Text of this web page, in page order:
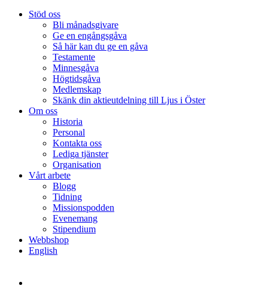
Stöd oss
Bli månadsgivare
Ge en engångsgåva
Så här kan du ge en gåva
Testamente
Minnesgåva
Högtidsgåva
Medlemskap
Skänk din aktieutdelning till Ljus i Öster
Om oss
Historia
Personal
Kontakta oss
Lediga tjänster
Organisation
Vårt arbete
Blogg
Tidning
Missionspodden
Evenemang
Stipendium
Webbshop
English